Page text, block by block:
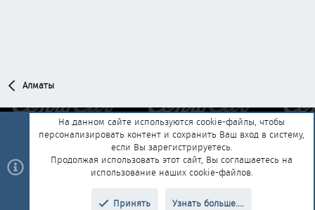
Алматы
Обратная связь
Условия и правила
Политика конфиденциальности
Помощь Главная
R
add-ons by ThemeHouse Перевод от Jumuro®
На данном сайте используются cookie-файлы, чтобы
персонализировать контент и сохранить Ваш вход в систему,
если Вы зарегистрируетесь.
Продолжая использовать этот сайт, Вы соглашаетесь на
использование наших cookie-файлов.
Принять Узнать больше....